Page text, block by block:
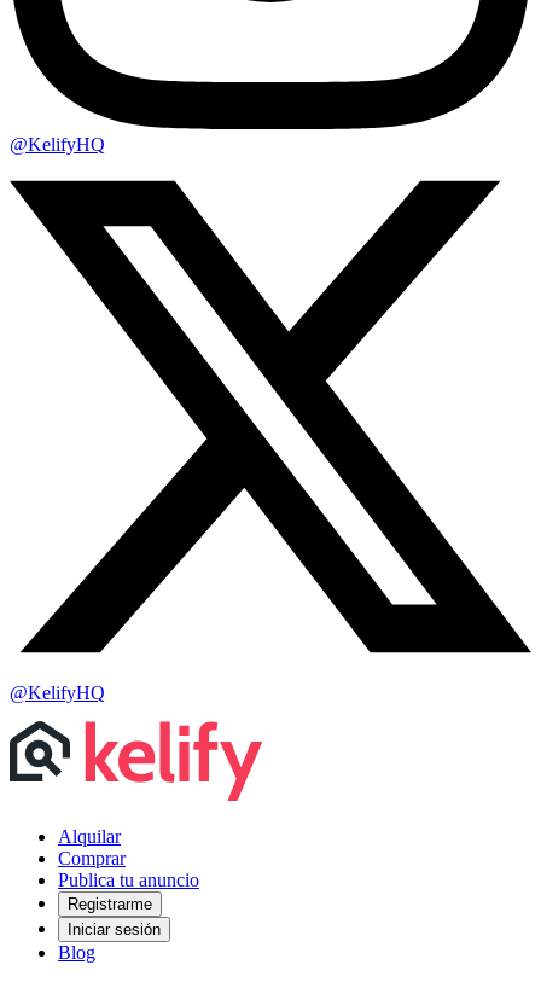
@KelifyHQ
@KelifyHQ
Alquilar
Comprar
Publica tu anuncio
Registrarme
Iniciar sesión
Blog